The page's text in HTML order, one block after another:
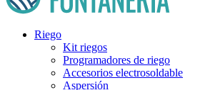
Riego
Kit riegos
Programadores de riego
Accesorios electrosoldable
Aspersión